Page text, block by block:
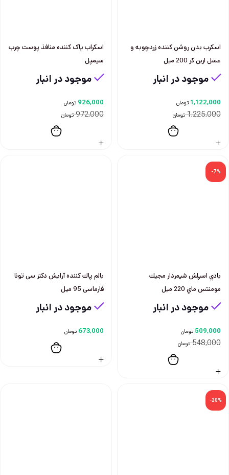
اسكرب بدن روشن كننده زردچوبه و
عسل اربن كر 200 ميل
موجود در انبار
1,225,000 تومان
1,122,000 تومان
اسکراب پاک کننده منافذ پوست چرب
سیمپل
موجود در انبار
972,000 تومان
926,000 تومان
-7%
بادي اسپلش شيمردار مجيك
مومنتس ماي 220 ميل
موجود در انبار
548,000 تومان
509,000 تومان
بالم پاك كننده آرايش دكتر سی تونا
فارماسی 95 ميل
موجود در انبار
673,000 تومان
-20%